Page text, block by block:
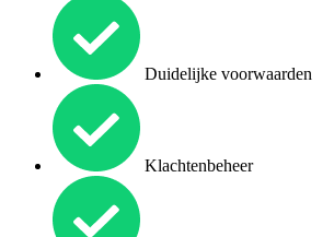
Duidelijke voorwaarden
Klachtenbeheer